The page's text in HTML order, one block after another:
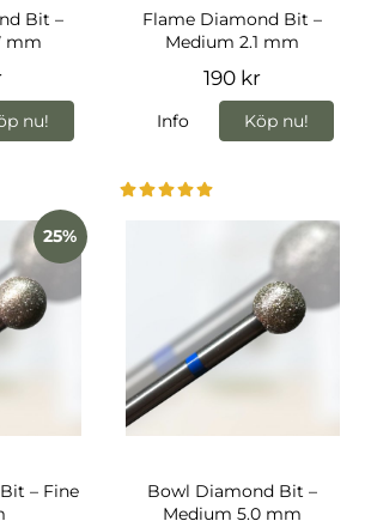
Bit –
mm
nu!
Flame Diamond Bit –
Medium 2.1 mm
190 kr
Info Köp nu!
25%
– Fine
Bowl Diamond Bit –
Medium 5.0 mm